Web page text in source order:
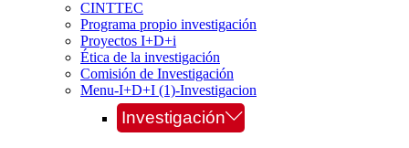
CINTTEC
Programa propio investigación
Proyectos I+D+i
Ética de la investigación
Comisión de Investigación
Menu-I+D+I (1)-Investigacion
Investigación